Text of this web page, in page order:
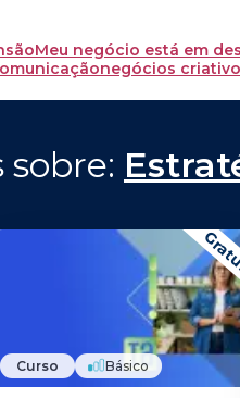
Meu negócio está em
negócios
Curso Básico